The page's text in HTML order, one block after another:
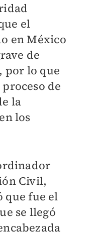
el
en México
de
lo que
de
la
los
Civil,
que fue el
se llegó